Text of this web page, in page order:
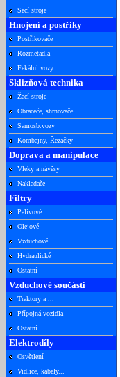
Secí stroje
Hnojení a postřiky
Postřikovače
Rozmetadla
Fekální vozy
Sklizňová technika
Žací stroje
Obraceče, shrnovače
Samosb.vozy
Kombajny, Řezačky
Doprava a manipulace
Vleky a návěsy
Nakladače
Filtry
Palivové
Olejové
Vzduchové
Hydraulické
Ostatní
Vzduchové součásti
Traktory a ...
Přípojná vozidla
Ostatní
Elektrodíly
Osvětlení
Vidlice, kabely...